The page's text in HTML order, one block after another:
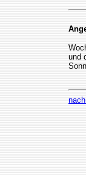
und